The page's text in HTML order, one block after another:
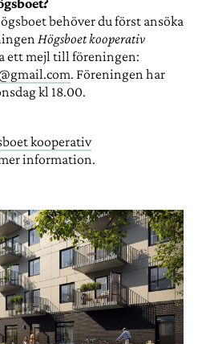
behöver du först ansöka
Högsboet kooperativ
ett mejl till föreningen:
. Föreningen har
kl 18.00.
kooperativ
information.